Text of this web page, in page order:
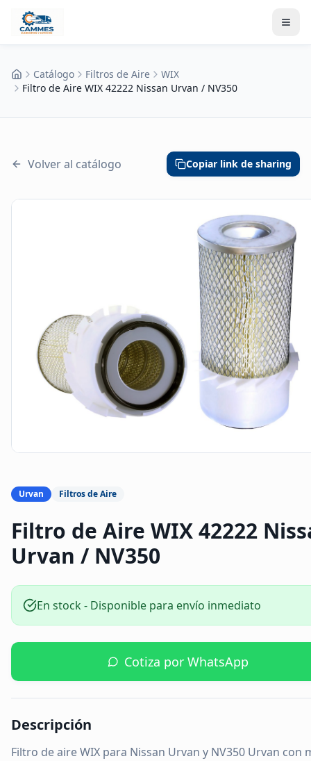
InicioCatálogo Filtros de Aire
WIX
Filtro de Aire WIX 42222 Nissan Urvan / NV350
Volver al catálogo Copiar link de sharing
Urvan Filtros de Aire
Filtro de Aire WIX 42222
Urvan / NV350
En stock - Disponible para envío inmediato
Cotiza por WhatsApp
Descripción
Filtro de aire WIX para Nissan Urvan y NV350 Urvan con